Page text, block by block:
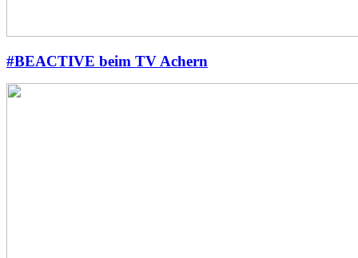
#BEACTIVE beim TV Achern